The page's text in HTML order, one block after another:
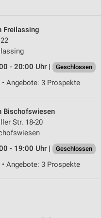
Freilassing
- 20:00 Uhr |
Geschlossen
• Angebote: 3 Prospekte
Bischofswiesen
Str. 18-20
- 19:00 Uhr |
Geschlossen
• Angebote: 3 Prospekte